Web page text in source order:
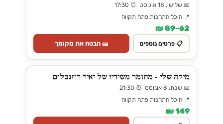
📅 שלישי, 18 אוגוסט ⏰ 17:30
📍 היכל התרבות פתח תקווה
62–89 ₪
📋 פרטים נוספים 🎫 הבטח את מקומך
מיקה שלי - מחזמר משיריו של יאיר רוזנבלום
📅 שבת, 8 אוגוסט ⏰ 21:30
📍 היכל התרבות פתח תקווה
149 ₪